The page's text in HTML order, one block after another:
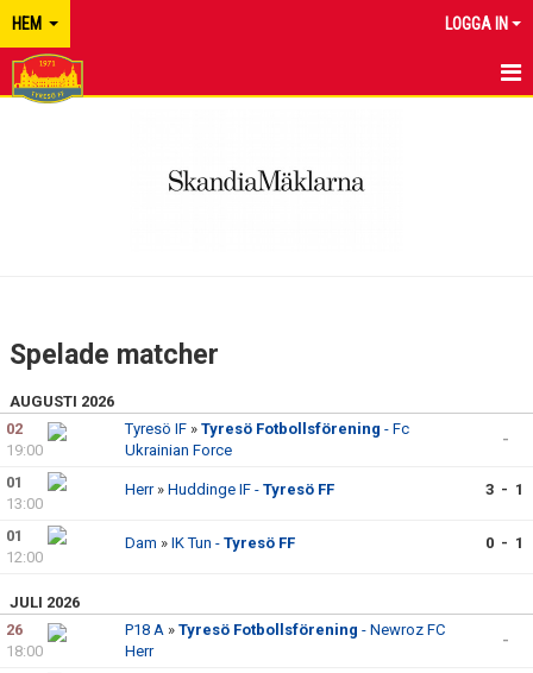
HEM LOGGA IN
Spelade matcher
AUGUSTI 2026
02
19:00
Tyresö IF » Tyresö Fotbollsförening - Fc
Ukrainian Force
-
01
13:00
Herr» Huddinge IF - Tyresö FF 3 - 1
01
12:00
Dam » IK Tun - Tyresö FF 0 - 1
JULI 2026
26
18:00
P18 A » Tyresö Fotbollsförening - Newroz FC
Herr
-